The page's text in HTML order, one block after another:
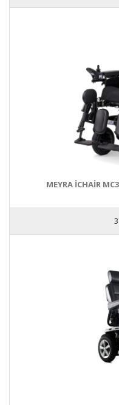
MEYRA İCHAİR